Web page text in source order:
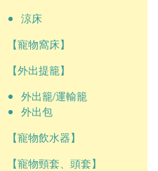
涼床
【寵物窩床】
【外出提籠】
外出籠/運輸籠
外出包
【寵物飲水器】
【寵物頸套、頭套】